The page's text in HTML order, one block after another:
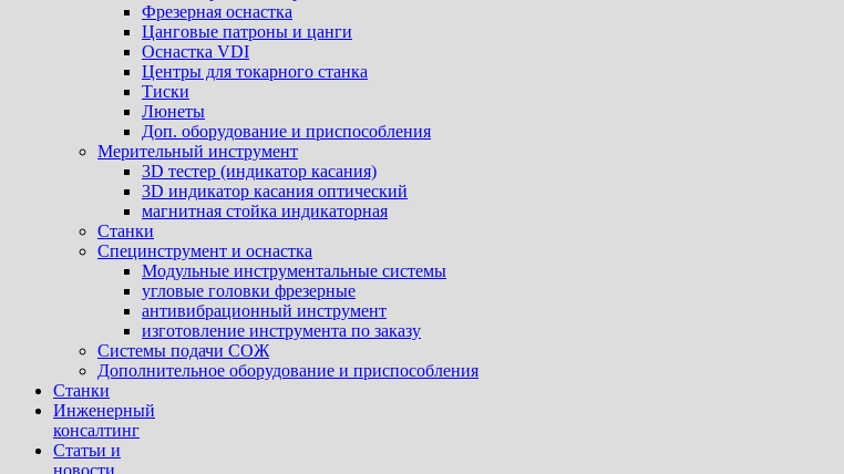
Фрезерная оснастка
Цанговые патроны и цанги
Оснастка VDI
Центры для токарного станка
Тиски
Люнеты
Доп. оборудование и приспособления
Мерительный инструмент
3D тестер (индикатор касания)
3D индикатор касания оптический
магнитная стойка индикаторная
Станки
Специнструмент и оснастка
Модульные инструментальные системы
угловые головки фрезерные
антивибрационный инструмент
изготовление инструмента по заказу
Системы подачи СОЖ
Дополнительное оборудование и приспособления
Станки
Инженерный
консалтинг
Статьи и
новости